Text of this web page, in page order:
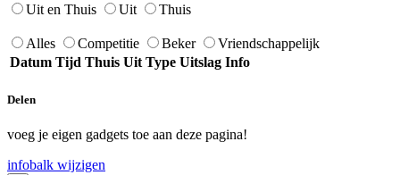
Uit en Thuis Uit Thuis
Alles Competitie Beker
Vriendschappelijk
Datum Tijd Thuis Uit Type Uitslag Info
Delen
voeg je eigen gadgets toe aan deze pagina!
infobalk wijzigen